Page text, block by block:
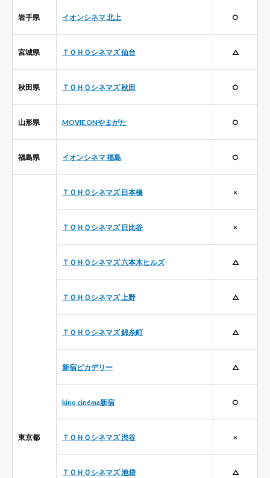
岩手県 イオンシネマ 北上 ○
宮城県 ＴＯＨＯシネマズ 仙台 △
秋田県 ＴＯＨＯシネマズ 秋田 ○
山形県 MOVIE ONやまがた ○
福島県 イオンシネマ 福島 ○
東京都
ＴＯＨＯシネマズ 日本橋 ×
ＴＯＨＯシネマズ 日比谷 ×
ＴＯＨＯシネマズ 六本木ヒルズ △
ＴＯＨＯシネマズ 上野 △
ＴＯＨＯシネマズ 錦糸町 △
新宿ピカデリー △
kino cinéma新宿 ○
ＴＯＨＯシネマズ 渋谷 ×
ＴＯＨＯシネマズ 池袋 △